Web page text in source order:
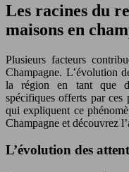
Les racines du
maisons en
Plusieurs facteurs
Champagne. L’évolution
la région en tant que
spécifiques offerts par ces
qui expliquent ce
Champagne et découvrez
L’évolution des